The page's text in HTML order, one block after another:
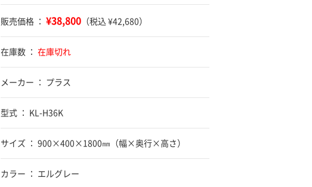
販売価格 ： ¥38,800 （税込 ¥42,680）
在庫数 ： 在庫切れ
メーカー ： プラス
型式 ： KL-H36K
サイズ ： 900×400×1800㎜（幅×奥行×高さ）
カラー ： エルグレー